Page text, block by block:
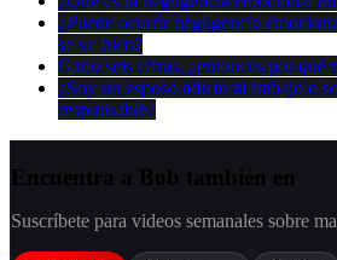
¿Puede ocurrir negligencia
se ve bien?
Gano seis cifras, ¿entonces por qué
¿Soy un esposo adicto al trabajo o
responsable?
Suscríbete para videos semanales sobre